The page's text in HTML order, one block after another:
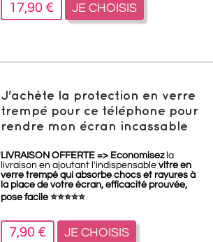
17,90 € JE CHOISIS
J'achète la protection en verre
trempé pour ce téléphone pour
rendre mon écran incassable
LIVRAISON OFFERTE => Economisezla
livraison en ajoutant l'indispensable vitre en
verre trempé qui absorbe chocs et rayures à
la place de votre écran, efficacité prouvée,
pose facile ⭐⭐⭐⭐⭐
7,90 € JE CHOISIS